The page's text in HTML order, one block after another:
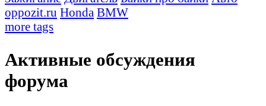
oppozit.ru Honda BMW
more tags
Активные обсуждения
форума